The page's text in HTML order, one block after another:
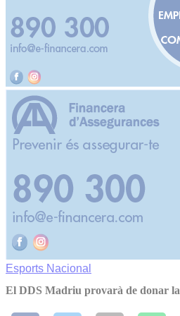
Esports Nacional
El DDS Madriu provarà de donar